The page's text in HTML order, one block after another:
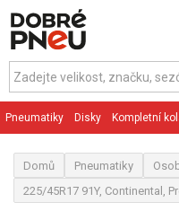
Pneumatiky Disky Kompletní
Domů Pneumatiky
225/45R17 91Y, Continental,